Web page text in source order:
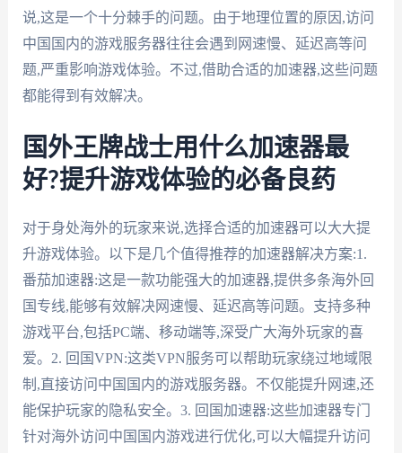
说,这是一个十分棘手的问题。由于地理位置的原因,访问
中国国内的游戏服务器往往会遇到网速慢、延迟高等问
题,严重影响游戏体验。不过,借助合适的加速器,这些问题
都能得到有效解决。
国外王牌战士用什么加速器最
好?提升游戏体验的必备良药
对于身处海外的玩家来说,选择合适的加速器可以大大提
升游戏体验。以下是几个值得推荐的加速器解决方案:1.
番茄加速器:这是一款功能强大的加速器,提供多条海外回
国专线,能够有效解决网速慢、延迟高等问题。支持多种
游戏平台,包括PC端、移动端等,深受广大海外玩家的喜
爱。2. 回国VPN:这类VPN服务可以帮助玩家绕过地域限
制,直接访问中国国内的游戏服务器。不仅能提升网速,还
能保护玩家的隐私安全。3. 回国加速器:这些加速器专门
针对海外访问中国国内游戏进行优化,可以大幅提升访问